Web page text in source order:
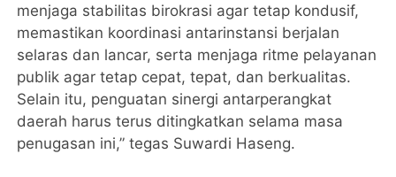
menjaga stabilitas birokrasi agar tetap kondusif,
memastikan koordinasi antarinstansi berjalan
selaras dan lancar, serta menjaga ritme pelayanan
publik agar tetap cepat, tepat, dan berkualitas.
Selain itu, penguatan sinergi antarperangkat
daerah harus terus ditingkatkan selama masa
penugasan ini,” tegas Suwardi Haseng.